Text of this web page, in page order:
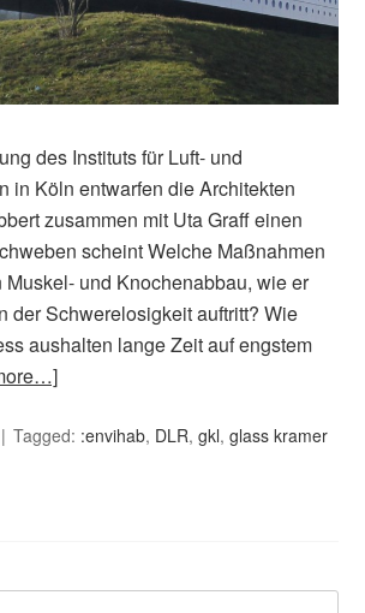
des Instituts für Luft- und
in Köln entwarfen die Architekten
zusammen mit Uta Graff einen
scheint Welche Maßnahmen
Muskel- und Knochenabbau, wie er
der Schwerelosigkeit auftritt? Wie
aushalten lange Zeit auf engstem
Tagged: :envihab, DLR,gkl,glass kramer